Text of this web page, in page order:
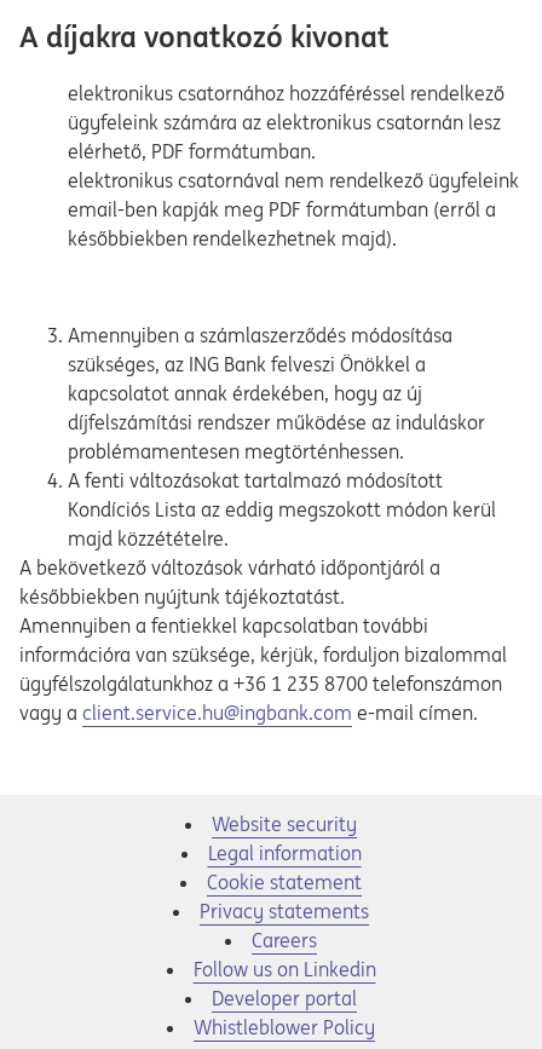
A díjakra vonatkozó kivonat
elektronikus csatornához hozzáféréssel rendelkező
ügyfeleink számára az elektronikus csatornán lesz
elérhető, PDF formátumban.
elektronikus csatornával nem rendelkező ügyfeleink
email-ben kapják meg PDF formátumban (erről a
későbbiekben rendelkezhetnek majd).
Amennyiben a számlaszerződés módosítása
szükséges, az ING Bank felveszi Önökkel a
kapcsolatot annak érdekében, hogy az új
díjfelszámítási rendszer működése az induláskor
problémamentesen megtörténhessen.
A fenti változásokat tartalmazó módosított
Kondíciós Lista az eddig megszokott módon kerül
majd közzétételre.
A bekövetkező változások várható időpontjáról a
későbbiekben nyújtunk tájékoztatást.
Amennyiben a fentiekkel kapcsolatban további
információra van szüksége, kérjük, forduljon bizalommal
ügyfélszolgálatunkhoz a +36 1 235 8700 telefonszámon
vagy a client.service.hu@ingbank.com e-mail címen.
Website security
Legal information
Cookie statement
Privacy statements
Opens in a new tab
Careers
Opens in a new tab
Follow us on Linkedin
Opens in a new tab
Developer portal
Opens in a new tab
Whistleblower Policy